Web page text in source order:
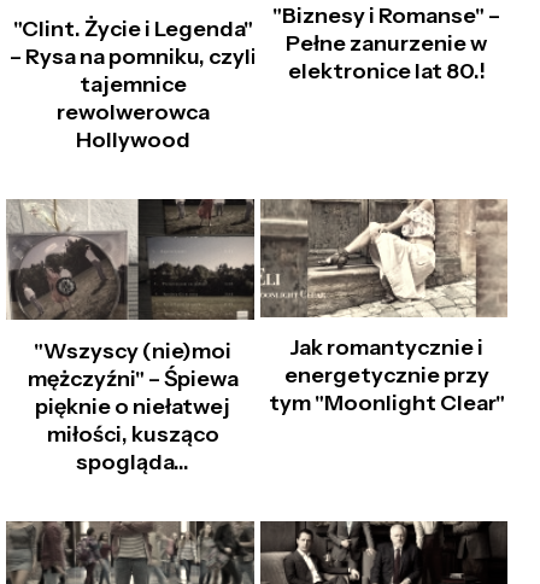
"Clint. Życie i Legenda"
– Rysa na pomniku, czyli
tajemnice
rewolwerowca
Hollywood
"Biznesy i Romanse" –
Pełne zanurzenie w
elektronice lat 80.!
"Wszyscy (nie)moi
mężczyźni" – Śpiewa
pięknie o niełatwej
miłości, kusząco
spogląda...
Jak romantycznie i
energetycznie przy
tym "Moonlight Clear"